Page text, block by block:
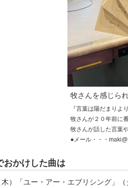
牧さんを感じら
『言葉は陽だまりよ
牧さんが２０年前に
牧さんが話した言葉
●メール・・・
おかけした曲は
）「ユー・アー・エブリシング」